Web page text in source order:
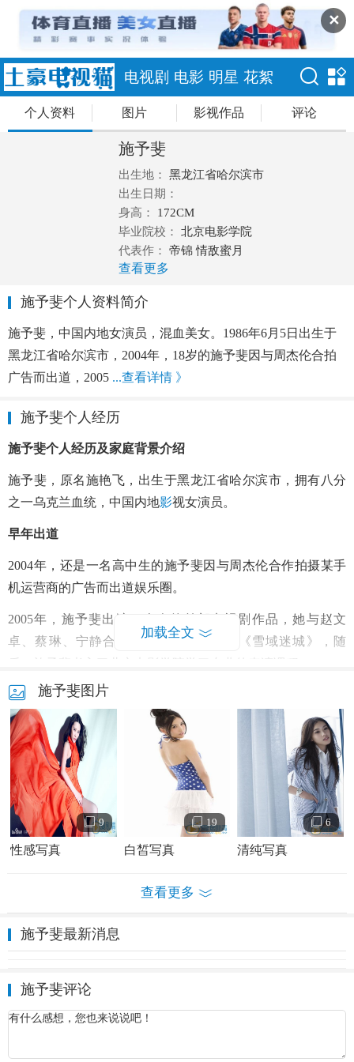
✕
电视剧 电影 明星 花絮
个人资料 图片 影视作品 评论
施予斐
出生地：
黑龙江省哈尔滨市
出生日期：
身高：
172CM
毕业院校：
北京电影学院
代表作：
帝锦 情敌蜜月
查看更多
施予斐个人资料简介
施予斐，中国内地女演员，混血美女。1986年6月5日出生于
黑龙江省哈尔滨市，2004年，18岁的施予斐因与周杰伦合拍
广告而出道，2005 ...查看详情 》
施予斐个人经历
施予斐个人经历及家庭背景介绍
施予斐，原名施艳飞，出生于黑龙江省哈尔滨市，拥有八分
之一乌克兰血统，中国内地影视女演员。
早年出道
2004年，还是一名高中生的施予斐因与周杰伦合作拍摄某手
机运营商的广告而出道娱乐圈。
2005年，施予斐出演了个人的首部电视剧作品，她与赵文
卓、蔡琳、宁静合作主演了魔幻武侠剧《雪域迷城》，随
后，施予斐考入了北京电影学院学习专业的表演课程。
而后施予斐片约不断，前后参演了《雪域迷城》、《人鱼帝
国》、《
帝锦 》、《怪谈》、《 情敌蜜月 》等。
施予斐个人经历及家庭背景介绍
演艺经历
加载全文
施予斐图片
9
性感写真
19
白皙写真
6
清纯写真
查看更多
施予斐最新消息
施予斐评论